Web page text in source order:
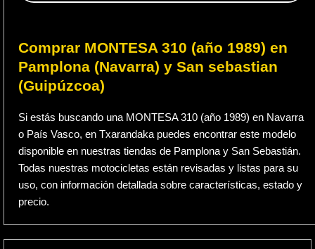
Comprar MONTESA 310 (año 1989) en
Pamplona (Navarra) y San sebastian
(Guipúzcoa)
Si estás buscando una MONTESA 310 (año 1989) en Navarra
o País Vasco, en Txarandaka puedes encontrar este modelo
disponible en nuestras tiendas de Pamplona y San Sebastián.
Todas nuestras motocicletas están revisadas y listas para su
uso, con información detallada sobre características, estado y
precio.